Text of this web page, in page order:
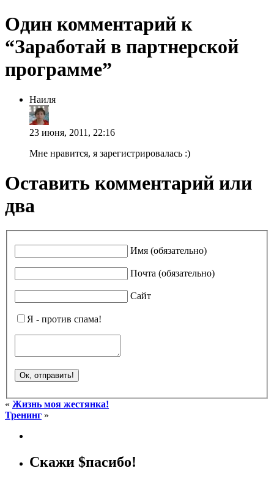
Один комментарий к
“Заработай в партнерской
программе”
Наиля
23 июня, 2011, 22:16
Мне нравится, я зарегистрировалась :)
Оставить комментарий или
два
Имя (обязательно)
Почта (обязательно)
Сайт
Я - против спама!
« Жизнь моя жестянка!
Тренинг »
Скажи $пасибо!